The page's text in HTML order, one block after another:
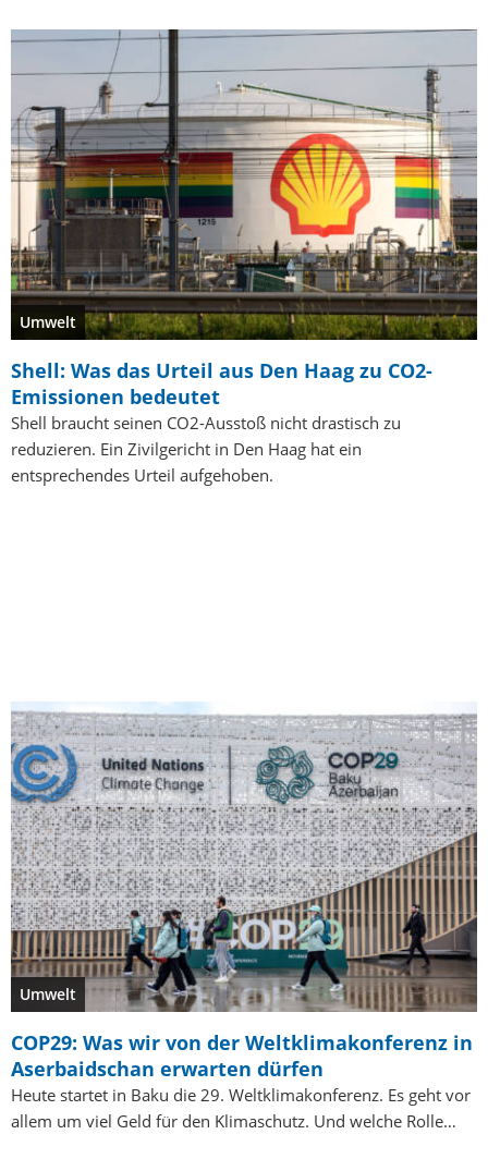
Umwelt
Shell: Was das Urteil aus Den Haag zu CO2-
Emissionen bedeutet
Shell braucht seinen CO2-Ausstoß nicht drastisch zu
reduzieren. Ein Zivilgericht in Den Haag hat ein
entsprechendes Urteil aufgehoben.
Umwelt
COP29: Was wir von der Weltklimakonferenz in
Aserbaidschan erwarten dürfen
Heute startet in Baku die 29. Weltklimakonferenz. Es geht vor
allem um viel Geld für den Klimaschutz. Und welche Rolle…